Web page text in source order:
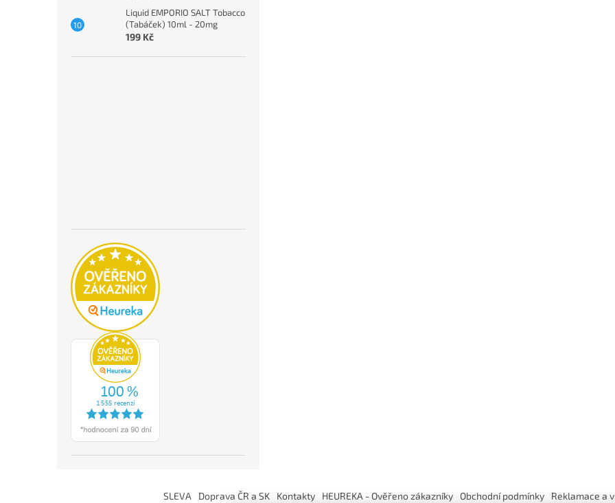
Liquid EMPORIO SALT Tobacco
(Tabáček) 10ml - 20mg
199 Kč
SLEVA Doprava ČR a SK Kontakty HEUREKA - Ověřeno zákazníky Obchodní podmínky Reklamace a